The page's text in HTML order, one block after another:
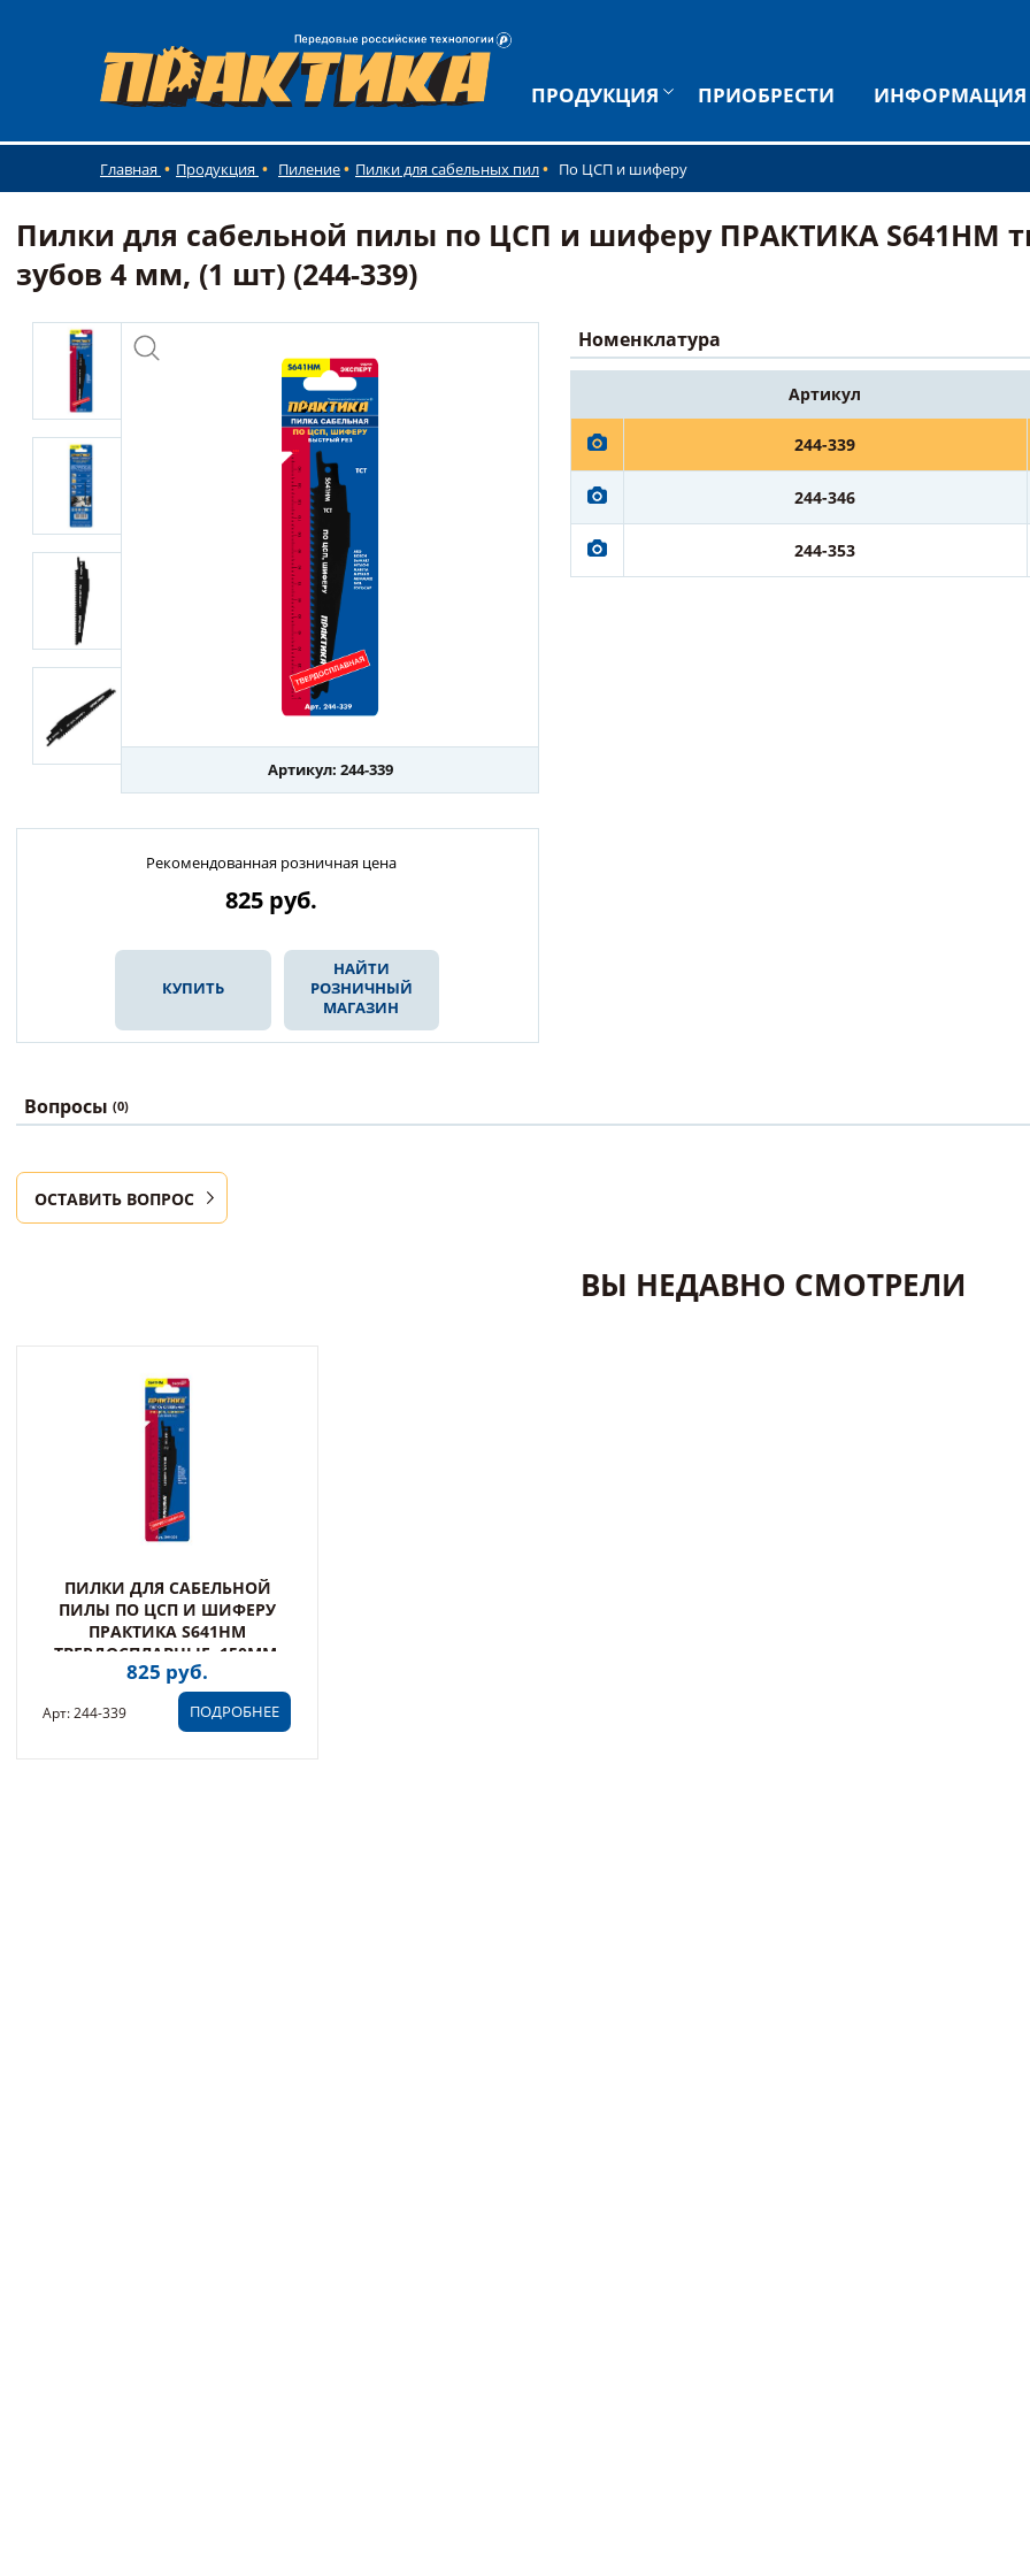
ПРОДУКЦИЯ ПРИОБРЕСТИ ИНФОРМАЦИЯ
Главная Продукция Пиление Пилки для сабельных пил По ЦСП и шиферу
Пилки для сабельной пилы по ЦСП и шиферу ПРАКТИКА S641HM
зубов 4 мм, (1 шт) (244-339)
Артикул: 244-339
Рекомендованная розничная цена
825 руб.
КУПИТЬ
НАЙТИ
РОЗНИЧНЫЙ
МАГАЗИН
Номенклатура
Артикул
244-339
244-346
244-353
Вопросы (0)
ОСТАВИТЬ ВОПРОС
ВЫ НЕДАВНО СМОТРЕЛИ
ПИЛКИ ДЛЯ САБЕЛЬНОЙ
ПИЛЫ ПО ЦСП И ШИФЕРУ
ПРАКТИКА S641HM
ТВЕРДОСПЛАВНЫЕ, 150ММ,
ШАГ ЗУБОВ 4 ММ, (1 ШТ) (244-
339)
825 руб.
ПОДРОБНЕЕ
Арт: 244-339